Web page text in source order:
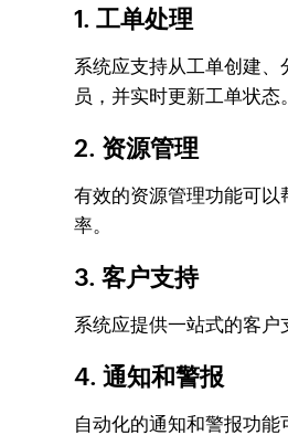
1. 工单处理
系统应支持从工单创建
员，并实时更新工单状态。
2. 资源管理
有效的资源管理功能可
率。
3. 客户支持
系统应提供一站式的客户
4. 通知和警报
自动化的通知和警报功